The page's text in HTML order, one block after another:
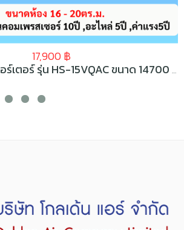
17,900 ฿
แอร์ไฮเออร์ อินเวอร์เตอร์ รุ่น HS-15VQAC ขนาด 14700 BTU